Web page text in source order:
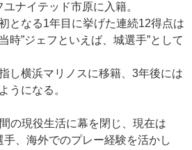
ナイテッド市原に入籍。
となる1年目に挙げた連続12得点は
時”ジェフといえば、城選手”として
し横浜マリノスに移籍、3年後には
うになる。
の現役生活に幕を閉じ、現在は
、海外でのプレー経験を活かし